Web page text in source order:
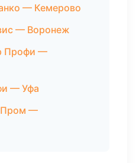
— Кемерово
— Воронеж
Профи —
— Уфа
Пром —